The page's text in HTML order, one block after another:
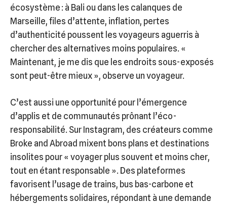
écosystème : à Bali ou dans les calanques de
Marseille, files d’attente, inflation, pertes
d’authenticité poussent les voyageurs aguerris à
chercher des alternatives moins populaires. «
Maintenant, je me dis que les endroits sous-exposés
sont peut-être mieux », observe un voyageur.
C’est aussi une opportunité pour l’émergence
d’applis et de communautés prônant l’éco-
responsabilité. Sur Instagram, des créateurs comme
Broke and Abroad mixent bons plans et destinations
insolites pour « voyager plus souvent et moins cher,
tout en étant responsable ». Des plateformes
favorisent l’usage de trains, bus bas-carbone et
hébergements solidaires, répondant à une demande